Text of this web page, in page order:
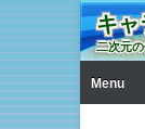
キャ
二次元
Menu